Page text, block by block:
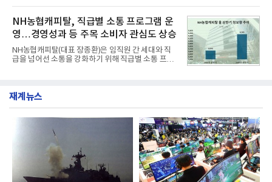
넘
혔다.‘동대문식 닭한마리 칼국수’는 예상을 뛰어넘는
소비자 호응에 힘입어 지난 7월 13일 첫 선을 보인 지
단 18일 만에 누적 판매량 50만 개를 돌파하는 성과를
거두었다.이번 신제품은 개발진이 전국의 닭한마리
전문점을 직접 찾아 다니며 최적의 육수 비율을 완성
했다. 자극적이지 않으면서도 깊은 닭육수에 마늘의
개운한 풍미를 더했으며, 국물이 잘 배어들면서도 쫄
서도
NH농협캐피탈, 직급별 소통 프로그램 운
영…경영성과 등 주목 소비자 관심도 상승
NH농협캐피탈(대표 장종환)은 임직원 간 세대와 직
급을 넘어선 소통을 강화하기 위해 직급별 소통 프로
영지원부 홍보팀과 2026년 새로이(e)＊가 공동 주관
쳐 진행됐다.참고로 새로이(e)는 NH농협캐피탈 MZ
세대들로(과장~계장) 구성된 자율 참여조직으로, 조
직문화 혁신과 업무 효율성 향상을 위한 다양한 활동
을 추진하며,새로운 변화와 이로운 영향력을 조직전
반에 전파하는 역할
재계뉴스